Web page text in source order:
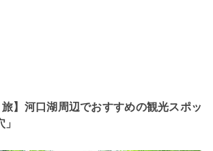
旅】河口湖周辺でおすすめの観光スポッ